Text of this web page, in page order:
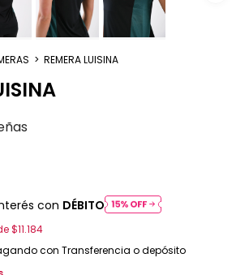
> REMERA LUISINA
con DÉBITO
$11.184
con Transferencia o depósito